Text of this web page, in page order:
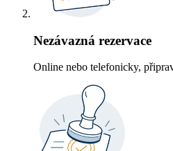
Nezávazná rezervace
Online nebo telefonicky,